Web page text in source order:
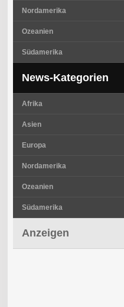
Nordamerika
Ozeanien
Südamerika
News-Kategorien
Afrika
Asien
Europa
Nordamerika
Ozeanien
Südamerika
Anzeigen